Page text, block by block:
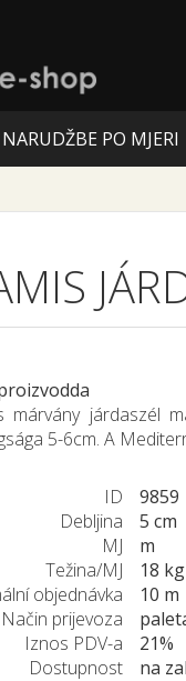
NARUDŽBE PO MJERI
márvány járdaszél
5-6cm. A
ID
9859
Debljina
5 cm
MJ
m
Težina/MJ
18 kg
objednávka
10 m
Način prijevoza
Iznos PDV-a
21%
Dostupnost
na